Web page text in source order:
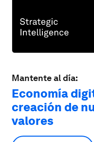
Mantente al día:
Economía
creación de
valores